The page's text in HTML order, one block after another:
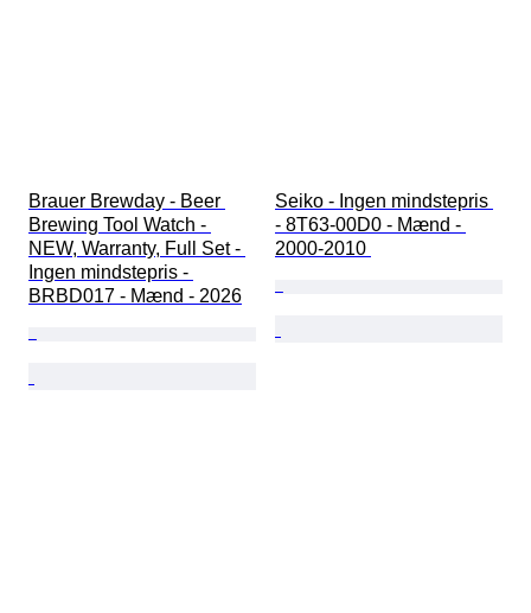
Brauer Brewday - Beer
Brewing Tool Watch -
NEW, Warranty, Full Set -
Ingen mindstepris -
BRBD017 - Mænd - 2026
Seiko - Ingen mindstepris
- 8T63-00D0 - Mænd -
2000-2010